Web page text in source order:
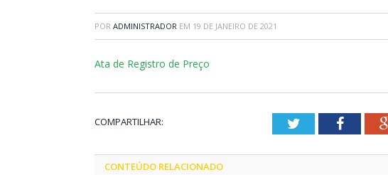
POR ADMINISTRADOR EM 19 DE JANEIRO DE 2021
Ata de Registro de Preço
COMPARTILHAR: Twitter
CONTEÚDO RELACIONADO